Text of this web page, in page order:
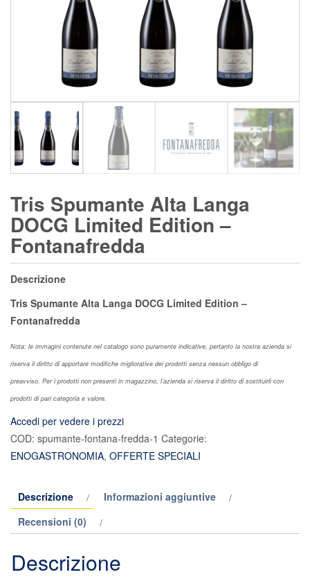
Tris Spumante Alta Langa
DOCG Limited Edition –
Fontanafredda
Descrizione
Tris Spumante Alta Langa DOCG Limited Edition –
Fontanafredda
Nota: le immagini contenute nel catalogo sono puramente indicative, pertanto la nostra azienda si
riserva il diritto di apportare modifiche migliorative dei prodotti senza nessun obbligo di
preavviso. Per i prodotti non presenti in magazzino, l’azienda si riserva il diritto di sostituirli con
prodotti di pari categoria e valore.
Accedi per vedere i prezzi
COD: spumante-fontana-fredda-1 Categorie:
ENOGASTRONOMIA, OFFERTE SPECIALI
Descrizione
Informazioni aggiuntive
Recensioni (0)
Descrizione